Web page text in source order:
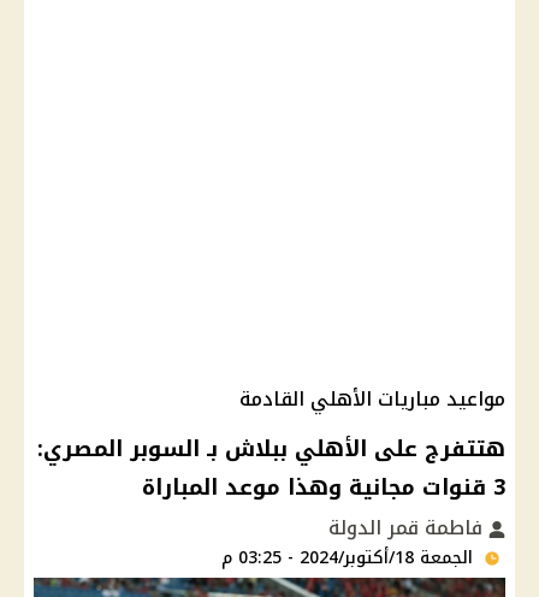
مواعيد مباريات الأهلي القادمة
هتتفرج على الأهلي ببلاش بـ السوبر المصري:
3 قنوات مجانية وهذا موعد المباراة
فاطمة قمر الدولة
الجمعة 18/أكتوبر/2024 - 03:25 م